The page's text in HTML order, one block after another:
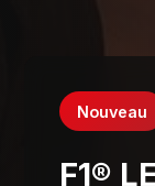
Nouveau
F1®